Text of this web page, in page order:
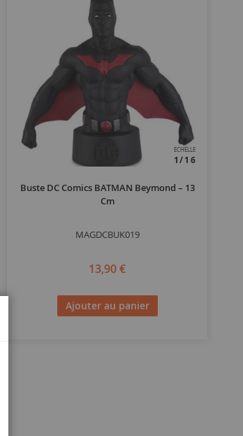
ECHELLE
1/16
Buste DC Comics BATMAN Beymond – 13
Cm
MAGDCBUK019
13,90 €
Ajouter au panier